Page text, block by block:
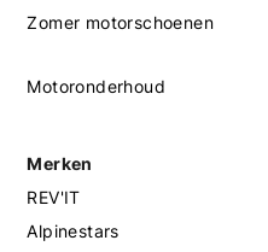
Zomer motorschoenen
Motoronderhoud
Merken
REV'IT
Alpinestars